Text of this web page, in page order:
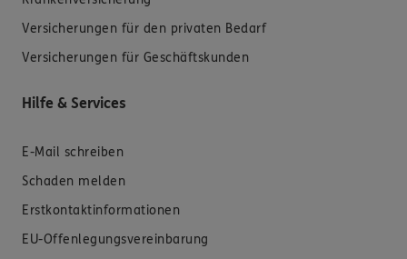
Versicherungen für den privaten Bedarf
Versicherungen für Geschäftskunden
Hilfe & Services
E-Mail schreiben
Schaden melden
Erstkontaktinformationen
EU-Offenlegungsvereinbarung